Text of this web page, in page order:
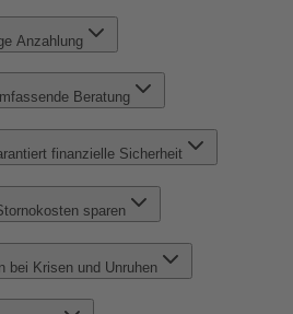
Anzahlung
Beratung
finanzielle Sicherheit
sparen
bei Krisen und Unruhen